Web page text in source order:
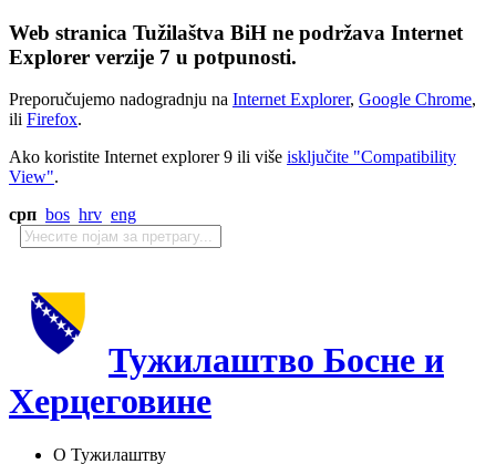
Web stranica Tužilaštva BiH ne podržava Internet
Explorer verzije 7 u potpunosti.
Preporučujemo nadogradnju na Internet Explorer, Google Chrome,
ili Firefox.
Ako koristite Internet explorer 9 ili više isključite "Compatibility
View".
срп bos hrv eng
Тужилаштво Босне и
Херцеговине
О Тужилаштву